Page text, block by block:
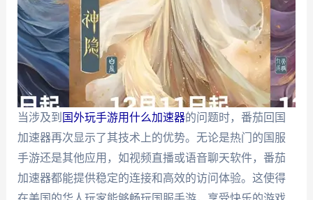
当涉及到 国外玩手游用什么加速器的问题时，番茄回国
加速器再次显示了其技术上的优势。无论是热门的国服
手游还是其他应用，如视频直播或语音聊天软件，番茄
加速器都能提供稳定的连接和高效的访问体验。这使得